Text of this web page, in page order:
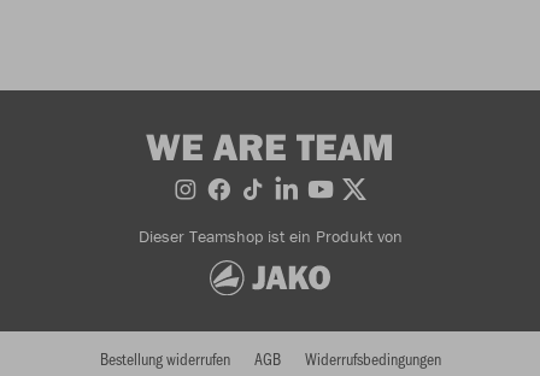
WE ARE TEAM
Dieser Teamshop ist ein Produkt von
Bestellung widerrufen AGB
Widerrufsbedingungen